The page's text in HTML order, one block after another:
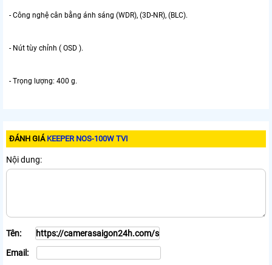
- Công nghệ cân bằng ánh sáng (WDR), (3D-NR), (BLC).
- Nút tùy chỉnh ( OSD ).
- Trọng lượng: 400 g.
ĐÁNH GIÁ KEEPER NOS-100W TVI
Nội dung:
Tên:
Email: